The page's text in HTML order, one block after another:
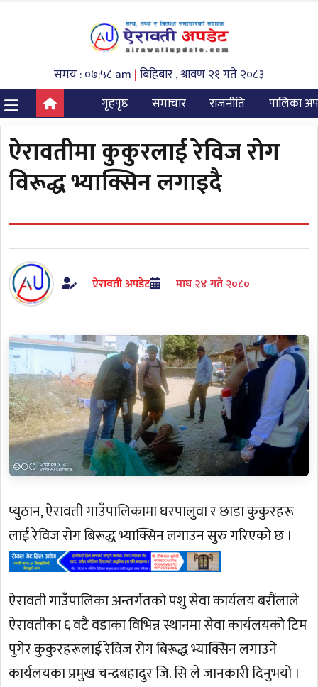
समय : ०७:५८ am |बिहिबार , श्रावण २१ गते २०८३
गृहपृष्ठ
समाचार राजनीति पालिका
ऐरावतीमा कुकुरलाई रेविज रोग
विरूद्ध भ्याक्सिन लगाइदै
ऐरावती अपडेट माघ २४ गते २०८०
प्युठान, ऐरावती गाउँपालिकामा घरपालुवा र छाडा कुकुरहरू
लाई रेविज रोग बिरूद्ध भ्याक्सिन लगाउन सुरु गरिएको छ ।
ऐरावती गाउँपालिका अन्तर्गतको पशु सेवा कार्यलय बरौंलाले
ऐरावतीका ६ वटै वडाका विभिन्न स्थानमा सेवा कार्यलयको टिम
पुगेर कुकुरहरूलाई रेविज रोग बिरूद्ध भ्याक्सिन लगाउने
कार्यलयका प्रमुख चन्द्रबहादुर जि. सि ले जानकारी दिनुभयो ।